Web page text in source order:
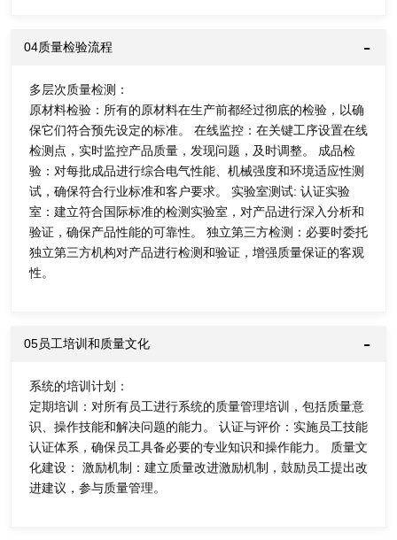
04质量检验流程
多层次质量检测：
原材料检验：所有的原材料在生产前都经过彻底的检验，以确
保它们符合预先设定的标准。 在线监控：在关键工序设置在线
检测点，实时监控产品质量，发现问题，及时调整。 成品检
验：对每批成品进行综合电气性能、机械强度和环境适应性测
试，确保符合行业标准和客户要求。 实验室测试: 认证实验
室：建立符合国际标准的检测实验室，对产品进行深入分析和
验证，确保产品性能的可靠性。 独立第三方检测：必要时委托
独立第三方机构对产品进行检测和验证，增强质量保证的客观
性。
05员工培训和质量文化
系统的培训计划：
定期培训：对所有员工进行系统的质量管理培训，包括质量意
识、操作技能和解决问题的能力。 认证与评价：实施员工技能
认证体系，确保员工具备必要的专业知识和操作能力。 质量文
化建设： 激励机制：建立质量改进激励机制，鼓励员工提出改
进建议，参与质量管理。